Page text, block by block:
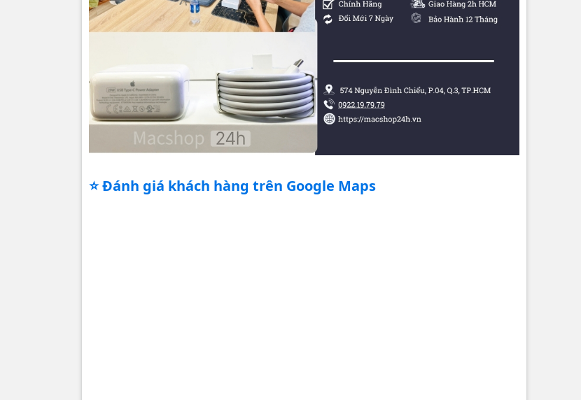
⭐ Đánh giá khách hàng trên Google Maps
📍 Mua hàng tại MacShop24h
MacShop24h – Địa chỉ uy tín chuyên linh kiện Macbook
🏪 574 Nguyễn Đình Chiểu, P.4, Q.3, TP.HCM
📞 Hotline:0922 19 79 79– Zalo hỗ trợ 24/7
🌐 Website:macshop24h.vn